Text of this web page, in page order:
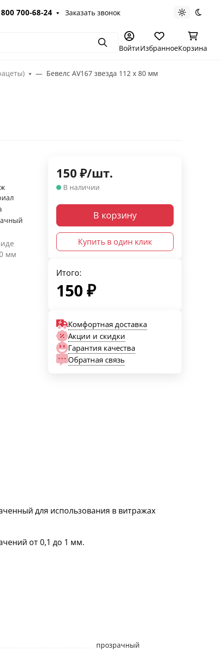
700-68-24 Заказать звонок Светлая
ПоискВойтиИзбранноеКорзина
Бевелс AV167 звезда 112 х 80 мм
мм
150 ₽/шт.
В наличии
В корзину
Купить в один клик
Итого:
150₽
Комфортная доставка
Акции и скидки
Гарантия качества
Обратная связь
для использования в витражах
от 0,1 до 1 мм.
прозрачный